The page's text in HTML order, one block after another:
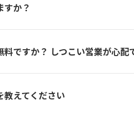
すか？
料ですか？ しつこい営業が心配
教えてください